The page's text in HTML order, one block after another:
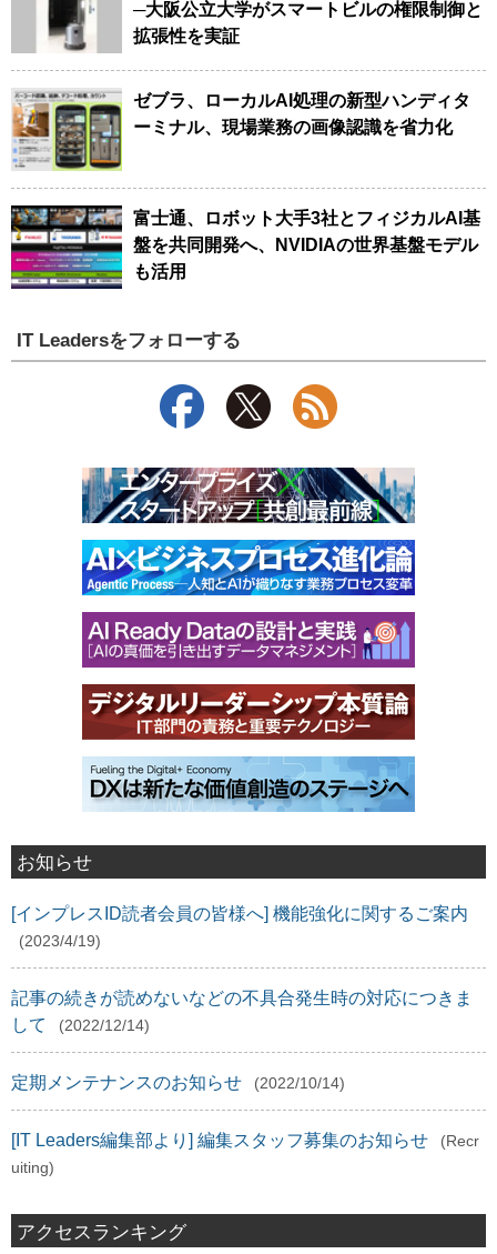
─大阪公立大学がスマートビルの権限制御と
拡張性を実証
ゼブラ、ローカルAI処理の新型ハンディタ
ーミナル、現場業務の画像認識を省力化
富士通、ロボット大手3社とフィジカルAI基
盤を共同開発へ、NVIDIAの世界基盤モデル
も活用
IT Leadersをフォローする
お知らせ
[インプレスID読者会員の皆様へ] 機能強化に関するご案内
(2023/4/19)
記事の続きが読めないなどの不具合発生時の対応につきま
して
(2022/12/14)
定期メンテナンスのお知らせ (2022/10/14)
[IT Leaders編集部より] 編集スタッフ募集のお知らせ
(Recr
uiting)
アクセスランキング